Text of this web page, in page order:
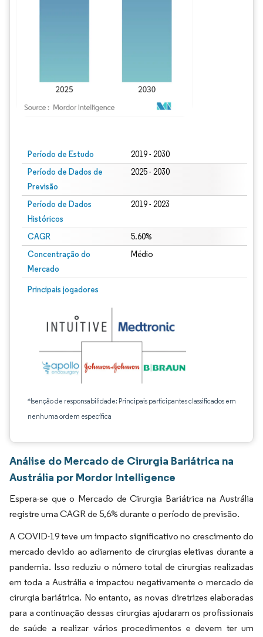
Período de Estudo 2019 - 2030
Período de Dados de
Previsão
2025 - 2030
Período de Dados
Históricos
2019 - 2023
CAGR 5.60%
Concentração do
Mercado
Médio
Principais jogadores
*Isenção de responsabilidade: Principais participantes classificados em
nenhuma ordem específica
Análise do Mercado de Cirurgia Bariátrica na
Austrália por Mordor Intelligence
Espera-se que o Mercado de Cirurgia Bariátrica na Austrália
registre uma CAGR de 5,6% durante o período de previsão.
A COVID-19 teve um impacto significativo no crescimento do
mercado devido ao adiamento de cirurgias eletivas durante a
pandemia. Isso reduziu o número total de cirurgias realizadas
em toda a Austrália e impactou negativamente o mercado de
cirurgia bariátrica. No entanto, as novas diretrizes elaboradas
para a continuação dessas cirurgias ajudaram os profissionais
de saúde a realizar vários procedimentos e devem ter um